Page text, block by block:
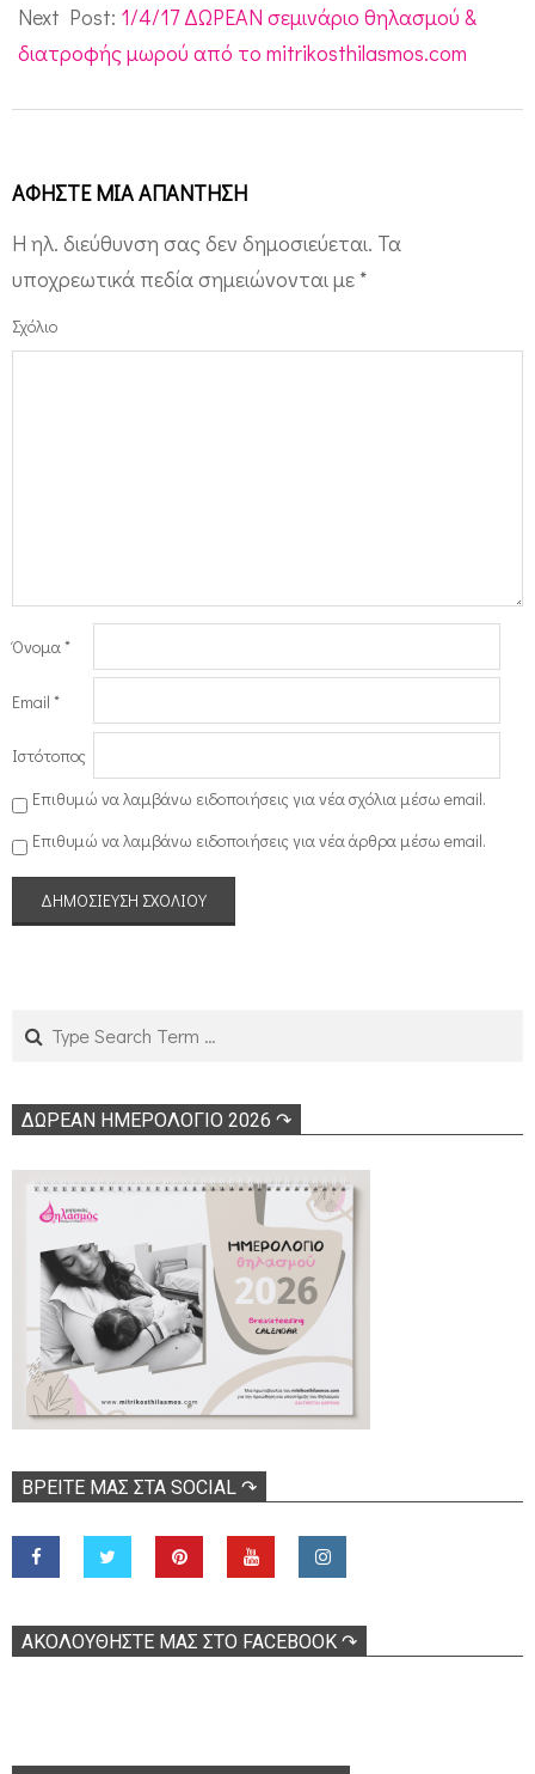
Next Post: 1/4/17 ΔΩΡΕΑΝ σεμινάριο θηλασμού &
διατροφής μωρού από το mitrikosthilasmos.com
ΑΦΉΣΤΕ ΜΙΑ ΑΠΆΝΤΗΣΗ
Η ηλ. διεύθυνση σας δεν δημοσιεύεται. Τα
υποχρεωτικά πεδία σημειώνονται με *
Σχόλιο
Όνομα*
Email *
Ιστότοπος
Επιθυμώ να λαμβάνω ειδοποιήσεις για νέα σχόλια μέσω email.
Επιθυμώ να λαμβάνω ειδοποιήσεις για νέα άρθρα μέσω email.
Search
ΔΩΡΕΑΝ ΗΜΕΡΟΛΟΓΙΟ 2026 ↷
ΒΡΕΊΤΕ ΜΑΣ ΣΤΑ SOCIAL ↷
ΑΚΟΛOΥΘΉΣΤΕ ΜΑΣ ΣΤΟ FACEBOOK ↷